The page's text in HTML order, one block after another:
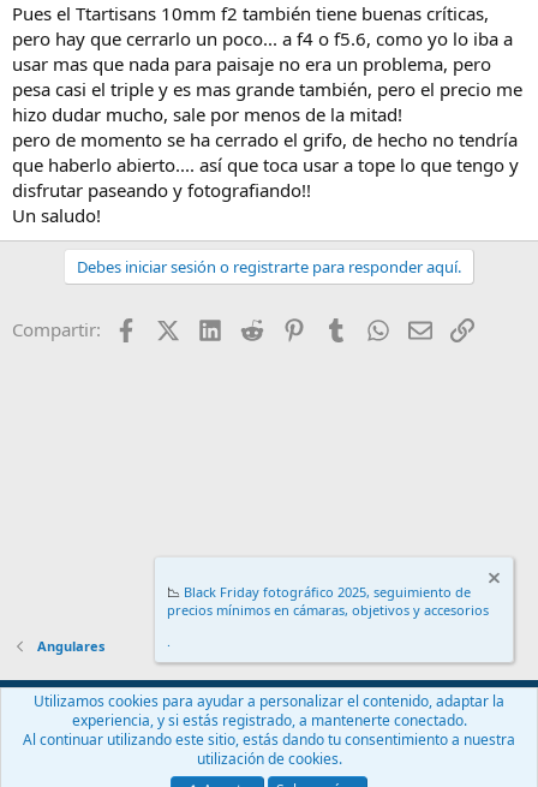
Pues el Ttartisans 10mm f2 también tiene buenas críticas,
pero hay que cerrarlo un poco... a f4 o f5.6, como yo lo iba a
usar mas que nada para paisaje no era un problema, pero
pesa casi el triple y es mas grande también, pero el precio me
hizo dudar mucho, sale por menos de la mitad!
pero de momento se ha cerrado el grifo, de hecho no tendría
que haberlo abierto.... así que toca usar a tope lo que tengo y
disfrutar paseando y fotografiando!!
Un saludo!
Debes iniciar sesión o registrarte para responder aquí.
Compartir: FacebookX (Twitter)
LinkedIn
Reddit PinterestTumblr WhatsApp
EmailEnlace
Angulares
Español (ES)
Contáctanos
Términos y reglas Política de privacidad
Ayuda
📉 Black Friday fotográfico 2025, seguimiento de
precios mínimos en cámaras, objetivos y accesorios
.
Utilizamos cookies para ayudar a personalizar el contenido, adaptar la
experiencia, y si estás registrado, a mantenerte conectado.
Al continuar utilizando este sitio, estás dando tu consentimiento a nuestra
utilización de cookies.